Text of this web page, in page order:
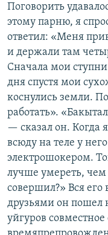
Поговорить
этому парню, я
ответил: «Меня
и держали там
Сначала мои
дня спустя мои
коснулись земли.
работать».
— сказал он. Когда
всюду на теле у
электрошокером.
лучше умереть, чем
совершил?» Вся его
друзьями он пошел
уйгуров